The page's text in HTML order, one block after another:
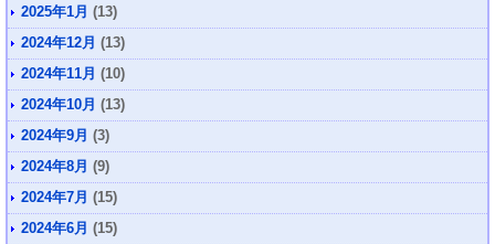
2025年1月 (13)
2024年12月 (13)
2024年11月 (10)
2024年10月 (13)
2024年9月 (3)
2024年8月 (9)
2024年7月 (15)
2024年6月 (15)